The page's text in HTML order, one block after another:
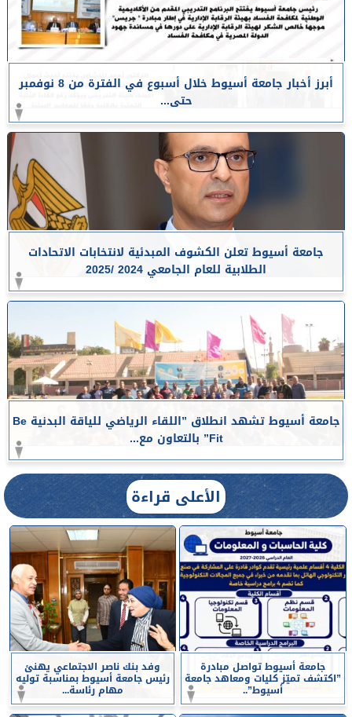
أبرز أخبار جامعة أسيوط خلال أسبوع في الفترة من 8 نوفمبر
حتى...
جامعة أسيوط تعلن الكشوف المبدئية لانتخابات الاتحادات
الطلابية للعام الجامعي 2024 /2025
جامعة أسيوط تشهد انطلاق ”اللقاء الرياضي للياقة البدنية Be
Fit” بالتعاون مع...
الأعلى قراءة
جامعة أسيوط تواصل مبادرة
”اكتشف تميّز كليات ومعاهد جامعة
أسيوط”..
وفد بنك ناصر الاجتماعي يهنئ
رئيس جامعة أسيوط بمناسبة توليه
مهام رئاسة...